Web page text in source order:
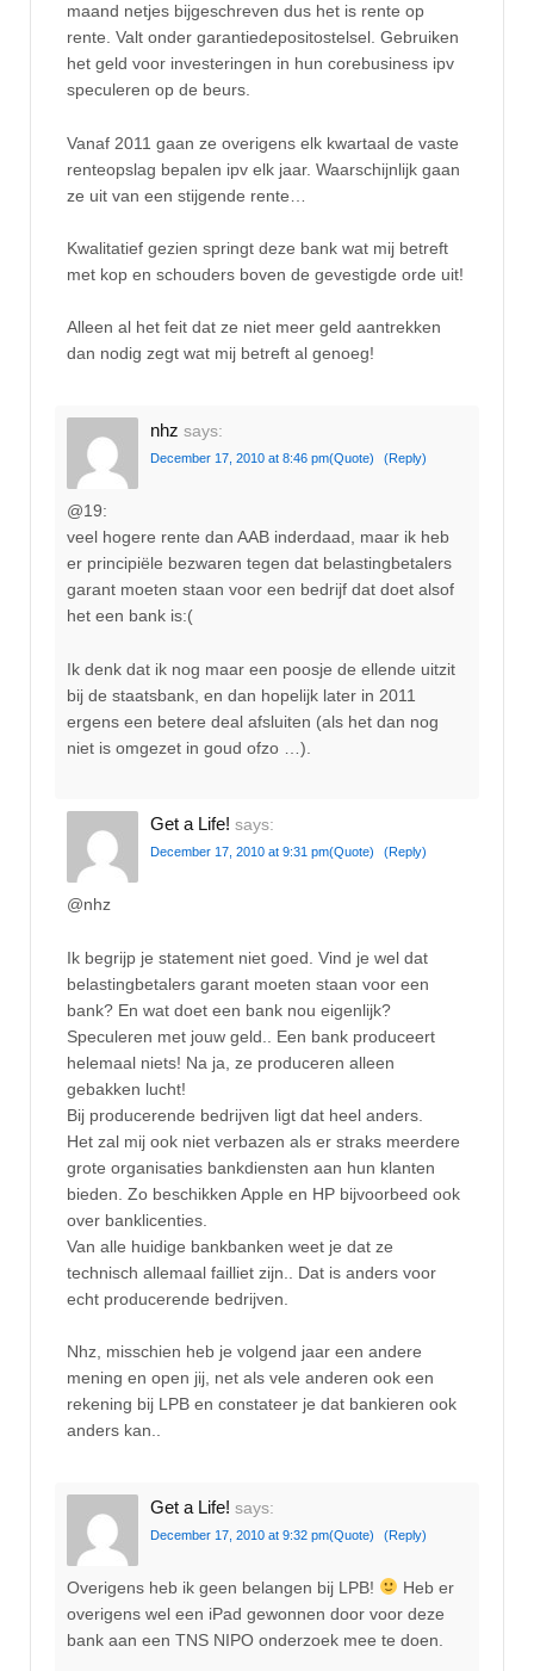
maand netjes bijgeschreven dus het is rente op
rente. Valt onder garantiedepositostelsel. Gebruiken
het geld voor investeringen in hun corebusiness ipv
speculeren op de beurs.
Vanaf 2011 gaan ze overigens elk kwartaal de vaste
renteopslag bepalen ipv elk jaar. Waarschijnlijk gaan
ze uit van een stijgende rente…
Kwalitatief gezien springt deze bank wat mij betreft
met kop en schouders boven de gevestigde orde uit!
Alleen al het feit dat ze niet meer geld aantrekken
dan nodig zegt wat mij betreft al genoeg!
nhz says:
December 17, 2010 at 8:46 pm(Quote) (Reply)
@19:
veel hogere rente dan AAB inderdaad, maar ik heb
er principiële bezwaren tegen dat belastingbetalers
garant moeten staan voor een bedrijf dat doet alsof
het een bank is:(
Ik denk dat ik nog maar een poosje de ellende uitzit
bij de staatsbank, en dan hopelijk later in 2011
ergens een betere deal afsluiten (als het dan nog
niet is omgezet in goud ofzo …).
Get a Life! says:
December 17, 2010 at 9:31 pm(Quote) (Reply)
@nhz
Ik begrijp je statement niet goed. Vind je wel dat
belastingbetalers garant moeten staan voor een
bank? En wat doet een bank nou eigenlijk?
Speculeren met jouw geld.. Een bank produceert
helemaal niets! Na ja, ze produceren alleen
gebakken lucht!
Bij producerende bedrijven ligt dat heel anders.
Het zal mij ook niet verbazen als er straks meerdere
grote organisaties bankdiensten aan hun klanten
bieden. Zo beschikken Apple en HP bijvoorbeed ook
over banklicenties.
Van alle huidige bankbanken weet je dat ze
technisch allemaal failliet zijn.. Dat is anders voor
echt producerende bedrijven.
Nhz, misschien heb je volgend jaar een andere
mening en open jij, net als vele anderen ook een
rekening bij LPB en constateer je dat bankieren ook
anders kan..
Get a Life! says:
December 17, 2010 at 9:32 pm(Quote) (Reply)
Overigens heb ik geen belangen bij LPB!
Heb er
overigens wel een iPad gewonnen door voor deze
bank aan een TNS NIPO onderzoek mee te doen.